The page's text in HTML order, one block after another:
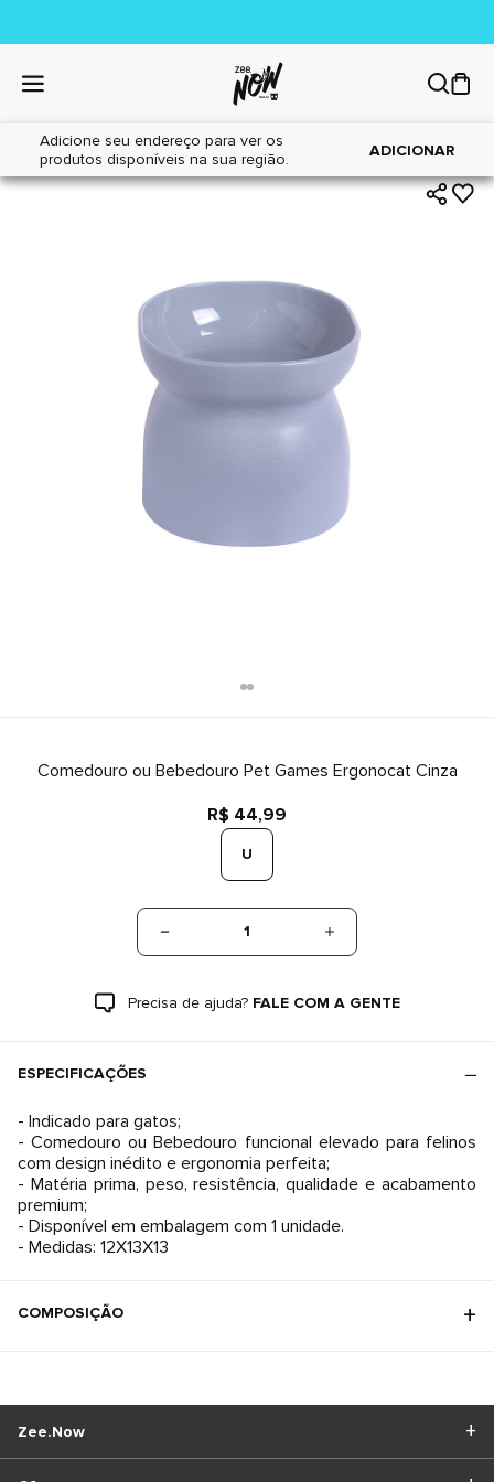
Adicione seu endereço para ver os
produtos disponíveis na sua região.
ADICIONAR
Home|Gatos|Acessórios
Comedouro ou Bebedouro Pet Games Ergonocat Cinza
R$ 44,99
U
1
Precisa de ajuda? FALE COM A GENTE
ESPECIFICAÇÕES
- Indicado para gatos;
- Comedouro ou Bebedouro funcional elevado para felinos
com design inédito e ergonomia perfeita;
- Matéria prima, peso, resistência, qualidade e acabamento
premium;
- Disponível em embalagem com 1 unidade.
- Medidas: 12X13X13
COMPOSIÇÃO
Zee.Now